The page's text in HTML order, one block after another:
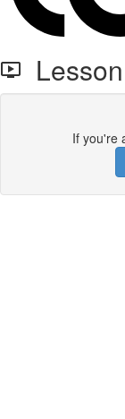
If you're